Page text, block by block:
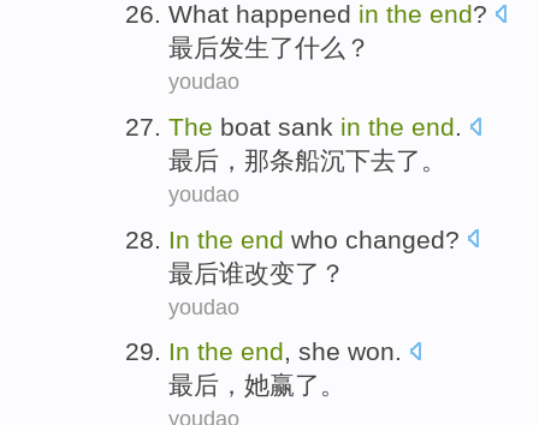
What happened in the end?
最后发生了什么 ？
youdao
The boat sank in the end.
最后 ， 那条船沉下去了。
youdao
In the end who changed?
最后谁改变了 ？
youdao
In the end, she won.
最后 ， 她赢了 。
youdao